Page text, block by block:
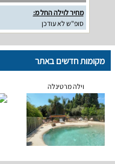
מחיר לוילה החל מ:
סופ"ש לא עודכן
מקומות חדשים באתר
וילה מרטינלה